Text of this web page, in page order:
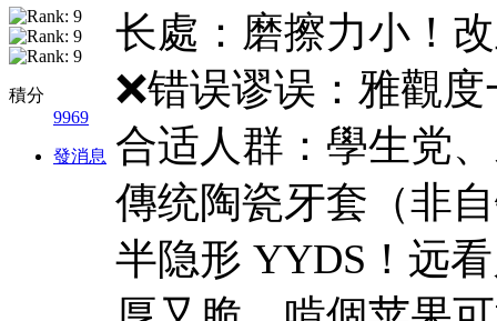
積分
9969
發消息
长處：磨擦力小！
❌错误谬误：雅觀
合适人群：學生党
傳统陶瓷牙套（非
半隐形 YYDS！远